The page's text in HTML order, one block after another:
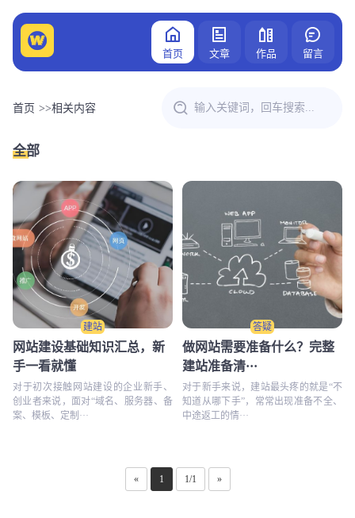
首页 文章 作品 留言
首页 >>相关内容
全部
建站
网站建设基础知识汇总，新
手一看就懂
对于初次接触网站建设的企业新手、
创业者来说，面对“域名、服务器、备
案、模板、定制···
答疑
做网站需要准备什么？完整
建站准备清···
对于新手来说，建站最头疼的就是“不
知道从哪下手”，常常出现准备不全、
中途返工的情···
« 1 1/1 »